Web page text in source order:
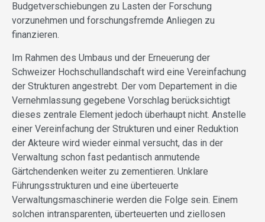
Budgetverschiebungen zu Lasten der Forschung
vorzunehmen und forschungsfremde Anliegen zu
finanzieren.
Im Rahmen des Umbaus und der Erneuerung der
Schweizer Hochschullandschaft wird eine Vereinfachung
der Strukturen angestrebt. Der vom Departement in die
Vernehmlassung gegebene Vorschlag berücksichtigt
dieses zentrale Element jedoch überhaupt nicht. Anstelle
einer Vereinfachung der Strukturen und einer Reduktion
der Akteure wird wieder einmal versucht, das in der
Verwaltung schon fast pedantisch anmutende
Gärtchendenken weiter zu zementieren. Unklare
Führungsstrukturen und eine überteuerte
Verwaltungsmaschinerie werden die Folge sein. Einem
solchen intransparenten, überteuerten und ziellosen